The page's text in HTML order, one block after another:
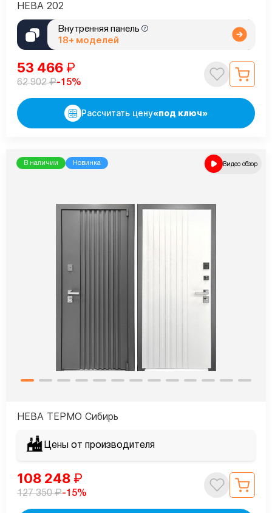
НЕВА 202
Внутренняя панель
18+ моделей
53 466 ₽
62 902₽-15%
Рассчитать цену«под ключ»
В наличии Новинка Видео обзор
НЕВА ТЕРМО Сибирь
Цены от производителя
108 248 ₽
127 350₽-15%